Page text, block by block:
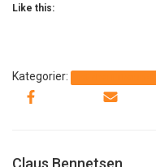
Like this:
Kategorier:
Claus Bennetsen